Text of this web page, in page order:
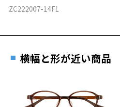
ZC222007-14F1
横幅と形が近い商品